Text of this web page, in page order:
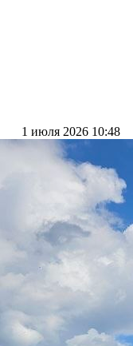
1 июля 2026 10:48